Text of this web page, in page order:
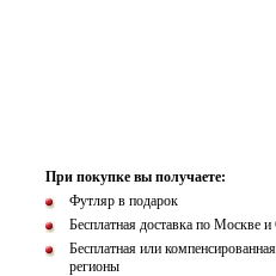
При покупке вы получаете:
Футляр в подарок
Бесплатная доставка по Москве
Бесплатная или
регионы